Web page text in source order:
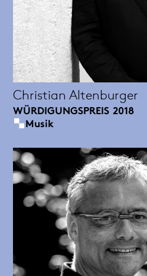
Christian Altenburger
WÜRDIGUNGSPREIS 2018
Musik